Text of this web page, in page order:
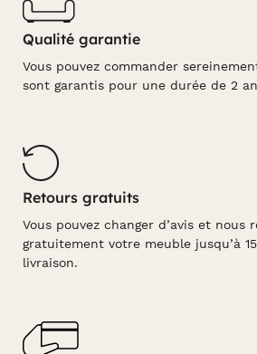
Qualité garantie
Vous pouvez commander
sont garantis pour une durée de 2
Retours gratuits
Vous pouvez changer d’avis et nous
gratuitement votre meuble jusqu’à
livraison.